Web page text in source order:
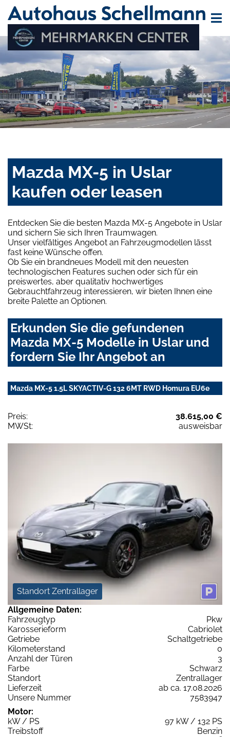
Mazda MX-5 in Uslar
kaufen oder leasen
Entdecken Sie die besten Mazda MX-5 Angebote in Uslar
und sichern Sie sich Ihren Traumwagen.
Unser vielfältiges Angebot an Fahrzeugmodellen lässt
fast keine Wünsche offen.
Ob Sie ein brandneues Modell mit den neuesten
technologischen Features suchen oder sich für ein
preiswertes, aber qualitativ hochwertiges
Gebrauchtfahrzeug interessieren, wir bieten Ihnen eine
breite Palette an Optionen.
Erkunden Sie die gefundenen
Mazda MX-5 Modelle in Uslar und
fordern Sie Ihr Angebot an
Mazda MX-5 1.5L SKYACTIV-G 132 6MT RWD Homura EU6e
Preis:
38.615,00 €
MWSt:
ausweisbar
Standort Zentrallager
Allgemeine Daten:
Fahrzeugtyp
Pkw
Karosserieform
Cabriolet
Getriebe
Schaltgetriebe
Kilometerstand
0
Anzahl der Türen
3
Farbe
Schwarz
Standort
Zentrallager
Lieferzeit
ab ca. 17.08.2026
Unsere Nummer
7583947
Motor:
kW / PS
97 kW / 132 PS
Treibstoff
Benzin